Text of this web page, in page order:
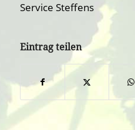
Service Steffens
Eintrag teilen